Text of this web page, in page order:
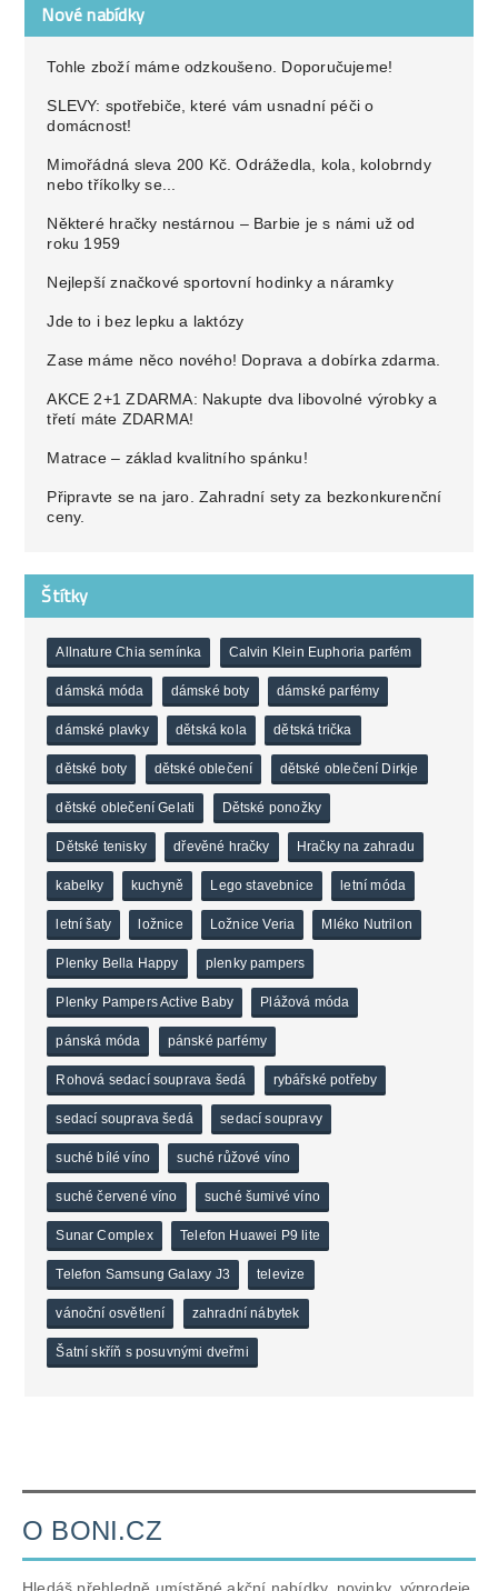
Nové nabídky
Tohle zboží máme odzkoušeno. Doporučujeme!
SLEVY: spotřebiče, které vám usnadní péči o
domácnost!
Mimořádná sleva 200 Kč. Odrážedla, kola, kolobrndy
nebo tříkolky se...
Některé hračky nestárnou – Barbie je s námi už od
roku 1959
Nejlepší značkové sportovní hodinky a náramky
Jde to i bez lepku a laktózy
Zase máme něco nového! Doprava a dobírka zdarma.
AKCE 2+1 ZDARMA: Nakupte dva libovolné výrobky a
třetí máte ZDARMA!
Matrace – základ kvalitního spánku!
Připravte se na jaro. Zahradní sety za bezkonkurenční
ceny.
Štítky
Allnature Chia semínka Calvin Klein Euphoria parfém
dámská móda dámské boty dámské parfémy
dámské plavky dětská kola dětská trička
dětské boty dětské oblečení dětské oblečení Dirkje
dětské oblečení Gelati Dětské ponožky
Dětské tenisky dřevěné hračky Hračky na zahradu
kabelky kuchyně Lego stavebnice letní móda
letní šaty ložnice Ložnice Veria Mléko Nutrilon
Plenky Bella Happy plenky pampers
Plenky Pampers Active Baby Plážová móda
pánská móda pánské parfémy
Rohová sedací souprava šedá rybářské potřeby
sedací souprava šedá sedací soupravy
suché bílé víno suché růžové víno
suché červené víno suché šumivé víno
Sunar Complex Telefon Huawei P9 lite
Telefon Samsung Galaxy J3 televize
vánoční osvětlení zahradní nábytek
Šatní skříň s posuvnými dveřmi
O BONI.CZ